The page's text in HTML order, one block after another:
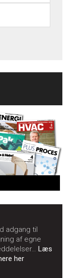
adgang til
af egne
Læs
her